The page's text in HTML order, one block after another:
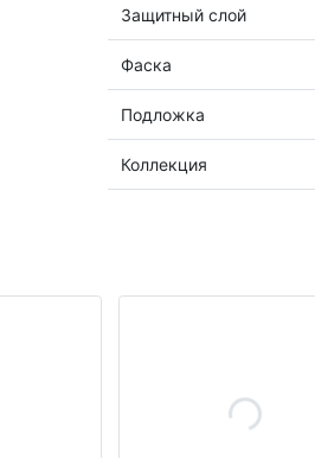
Защитный слой
Фаска
Подложка
Коллекция